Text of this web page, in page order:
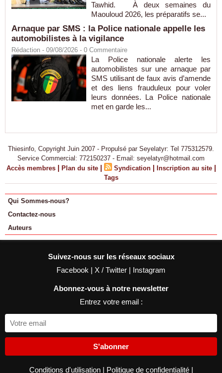
Tawhid. À deux semaines du
Maouloud 2026, les préparatifs se...
Arnaque par SMS : la Police nationale appelle les
automobilistes à la vigilance
Rédaction - 09/08/2026 - 0 Commentaire
La Police nationale alerte les
automobilistes sur une arnaque par
SMS utilisant de faux avis d’amende
et des liens frauduleux pour voler
leurs données. La Police nationale
met en garde les...
Thiesinfo, Copyright Juin 2007 - Propulsé par Seyelatyr: Tel 775312579.
Service Commercial: 772150237 - Email: seyelatyr@hotmail.com
Accès membres | Plan du site | Syndication | Inscription au site |
Tags
Qui Sommes-nous?
Contactez-nous
Auteurs
Suivez-nous sur les réseaux sociaux
Facebook | X / Twitter | Instagram
Abonnez-vous à notre newsletter
Entrez votre email :
S'abonner
Conditions d'utilisation | Politique de confidentialité |